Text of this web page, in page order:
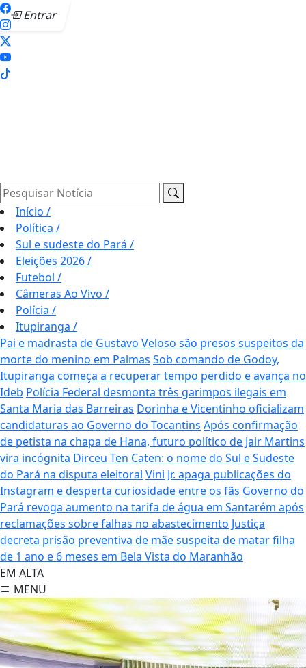
Entrar
Pesquisar Notícia
Início /
Política /
Sul e sudeste do Pará /
Eleições 2026/
Futebol /
Câmeras Ao Vivo /
Polícia /
Itupiranga /
Pai e madrasta de Gustavo Veloso são presos suspeitos da
morte do menino em Palmas Sob comando de Godoy,
Itupiranga começa a recuperar tempo perdido e avança no
Ideb Polícia Federal desmonta três garimpos ilegais em
Santa Maria das Barreiras Dorinha e Vicentinho oficializam
candidaturas ao Governo do Tocantins Após confirmação
de petista na chapa de Hana, futuro político de Jair Martins
vira incógnita Dirceu Ten Caten: o nome do Sul e Sudeste
do Pará na disputa eleitoral Vini Jr. apaga publicações do
Instagram e desperta curiosidade entre os fãs Governo do
Pará revoga aumento na tarifa de água em Santarém após
reclamações sobre falhas no abastecimento Justiça
decreta prisão preventiva de mãe suspeita de matar filha
de 1 ano e 6 meses em Bela Vista do Maranhão
EM ALTA
MENU